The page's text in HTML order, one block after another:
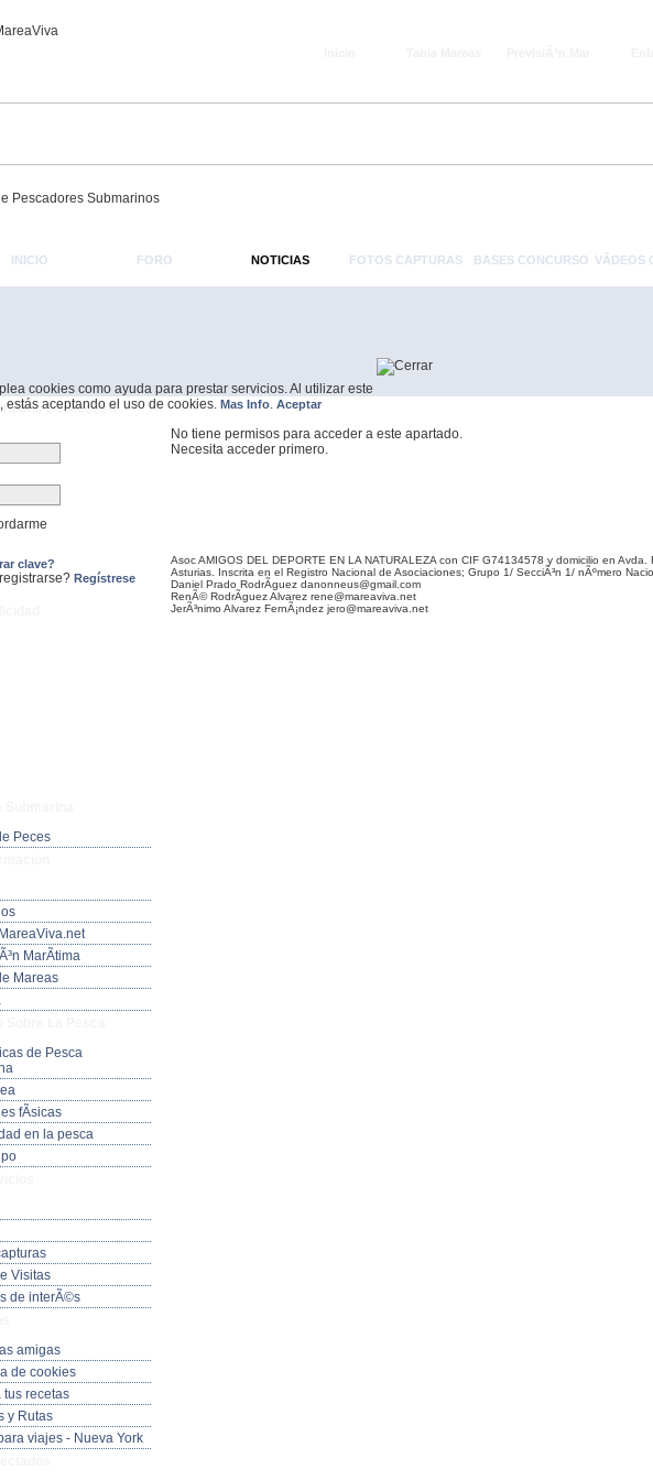
cookies como ayuda para prestar servicios. Al utilizar este
estás aceptando el uso de cookies. Mas Info. Aceptar
INICIO FORO NOTICIAS FOTOS CAPTURAS BASES CONCURSO VÃ­DEOS
De Acceso
clave?
Regístrese
Peces
MarÃ­tima
Mareas
de Pesca
fÃ­sicas
en la pesca
Visitas
de interÃ©s
amigas
de cookies
tus recetas
y Rutas
viajes - Nueva York
No tiene permisos para acceder a este apartado.
Necesita acceder primero.
Asoc AMIGOS DEL DEPORTE EN LA NATURALEZA con CIF G74134578 y domicilio en Avda.
Asturias. Inscrita en el Registro Nacional de Asociaciones; Grupo 1/ SecciÃ³n 1/ nÃºmero
Daniel Prado RodrÃ­guez danonneus@gmail.com
RenÃ© RodrÃ­guez Alvarez rene@mareaviva.net
JerÃ³nimo Alvarez FernÃ¡ndez jero@mareaviva.net